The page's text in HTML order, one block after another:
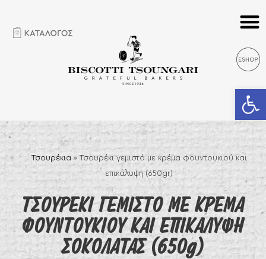
Τσουρέκια»Τσουρέκι γεμιστό με κρέμα φουντουκιού και
επικάλυψη (650gr)
ΤΣΟΥΡΕΚΙ ΓΕΜΙΣΤΟ ΜΕ ΚΡΕΜΑ
ΦΟΥΝΤΟΥΚΙΟΥ ΚΑΙ ΕΠΙΚΑΛΥΨΗ
ΣΟΚΟΛΑΤΑΣ (650g)